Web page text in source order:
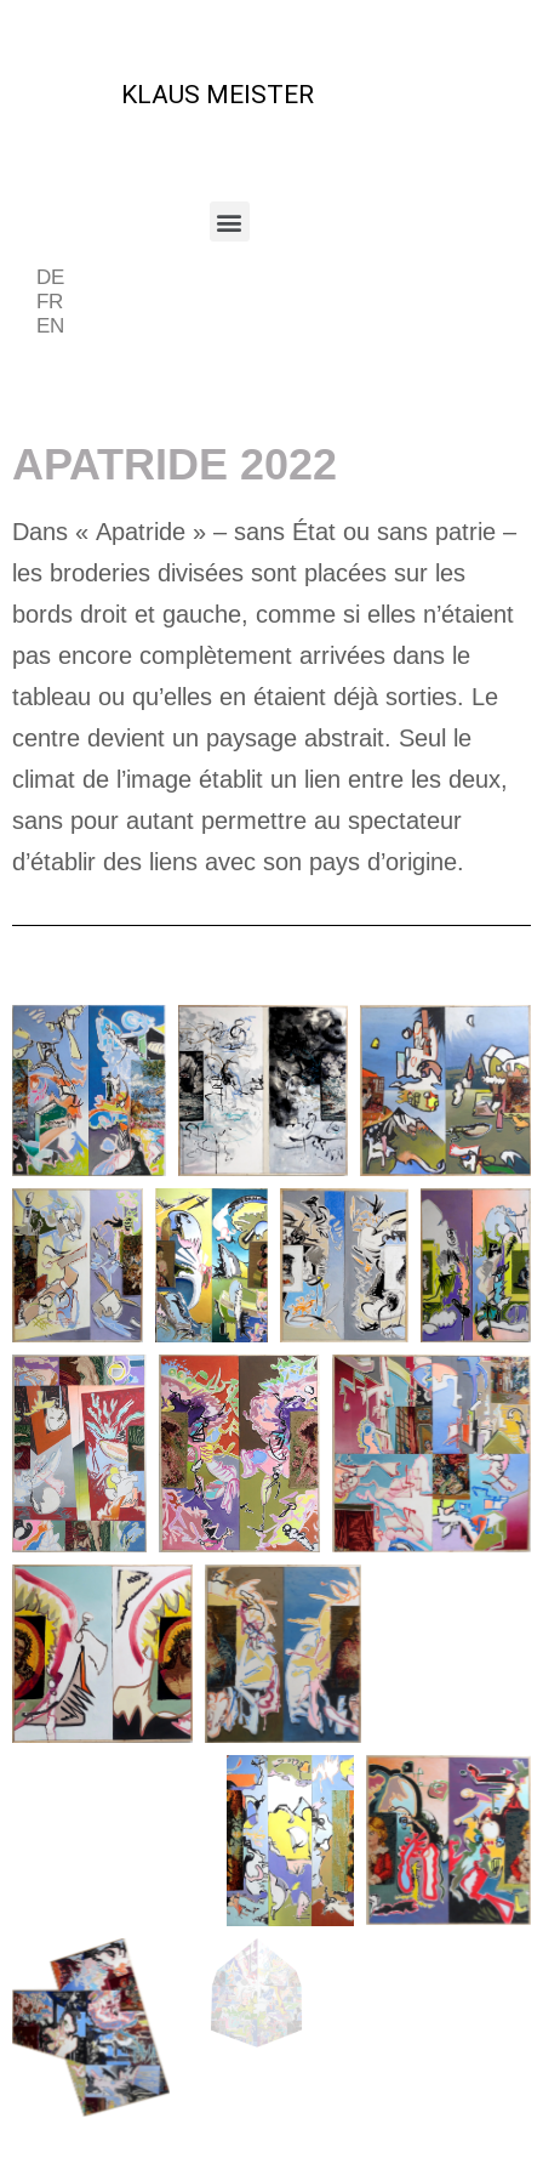
KLAUS MEISTER
DE
FR
EN
APATRIDE 2022
Dans « Apatride » – sans État ou sans patrie –
les broderies divisées sont placées sur les
bords droit et gauche, comme si elles n’étaient
pas encore complètement arrivées dans le
tableau ou qu’elles en étaient déjà sorties. Le
centre devient un paysage abstrait. Seul le
climat de l’image établit un lien entre les deux,
sans pour autant permettre au spectateur
d’établir des liens avec son pays d’origine.